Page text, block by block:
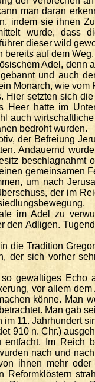
man daran
indem sie ihnen
wurde, dass
dieser wild
bereits auf dem Weg.
Adel,
und auch
Monarch, wie vom
Hier setzten sich
Heer hatte im
auch
bedroht wurden.
der Befreiung
Andauernd
beschlagnahmt
gemeinsamen
um nach
der im
im Adel zu
den Adligen.
die Tradition
der sich vorher
gewaltiges
vor allem
könne. Man
Man gab
11. Jahrhundert
910 n. Chr.)
Im Reich
nach und
ihnen mehr
Reformklöstern